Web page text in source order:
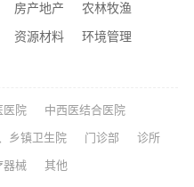
房产地产
农林牧渔
资源材料
环境管理
医院 中西医结合医院
乡镇卫生院 门诊部 诊所
器械 其他